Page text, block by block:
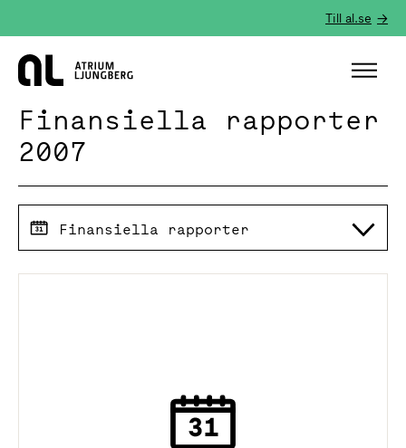
Till al.se
Hem
Finansiella rapporter
2007
Finansiella rapporter